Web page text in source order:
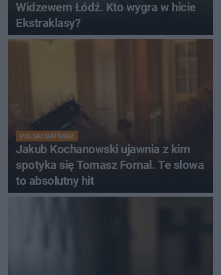
Widzewem Łódź. Kto wygra w hicie
Ekstraklasy?
POLSKI SIATKARZ
Jakub Kochanowski ujawnia z kim
spotyka się Tomasz Fornal. Te słowa
to absolutny hit